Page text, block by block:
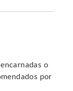
o
por